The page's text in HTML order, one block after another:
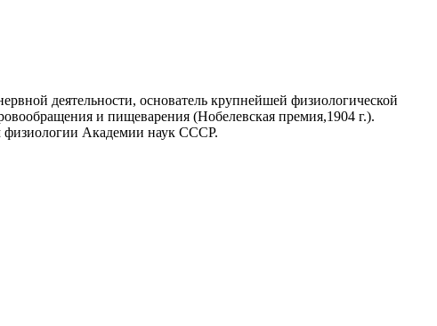
деятельности, основатель крупнейшей физиологической
и пищеварения (Нобелевская премия,1904 г.).
физиологии Академии наук СССР.